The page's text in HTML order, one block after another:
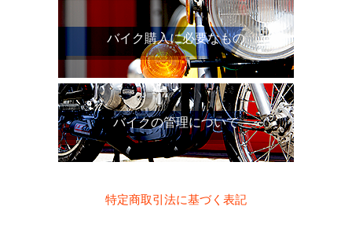
バイク購入に必要なもの
バイクの管理について
特定商取引法に基づく表記